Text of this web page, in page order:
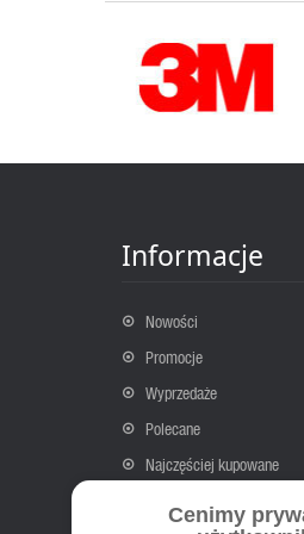
Informacje
Nowości
Promocje
Wyprzedaże
Polecane
Najczęściej kupowane
Cenimy